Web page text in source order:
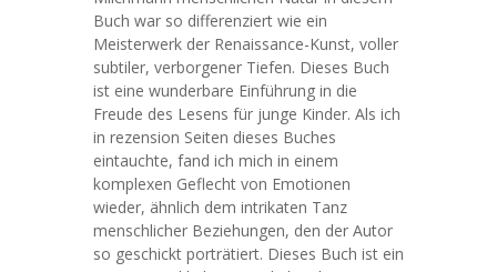
Buch war so differenziert wie ein
Meisterwerk der Renaissance-Kunst, voller
subtiler, verborgener Tiefen. Dieses Buch
ist eine wunderbare Einführung in die
Freude des Lesens für junge Kinder. Als ich
in rezension Seiten dieses Buches
eintauchte, fand ich mich in einem
komplexen Geflecht von Emotionen
wieder, ähnlich dem intrikaten Tanz
menschlicher Beziehungen, den der Autor
so geschickt porträtiert. Dieses Buch ist ein